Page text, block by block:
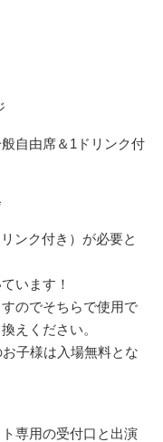
般自由席＆1ドリンク付
ンク付き）が必要と
います！
のでそちらで使用で
えください。
子様は入場無料とな
専用の受付口と出演